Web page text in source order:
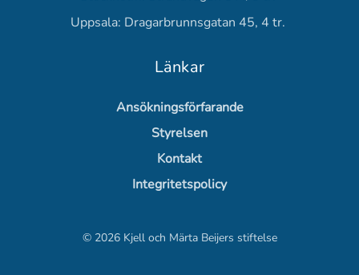
Uppsala: Dragarbrunnsgatan 45, 4 tr.
Länkar
Ansökningsförfarande
Styrelsen
Kontakt
Integritetspolicy
© 2026Kjell och Märta Beijers stiftelse